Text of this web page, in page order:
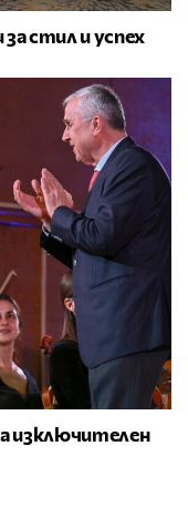
стил и успех
изключителен